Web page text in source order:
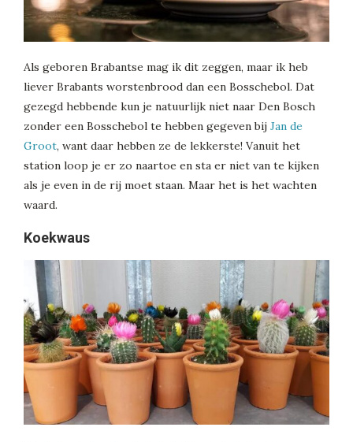
Als geboren Brabantse mag ik dit zeggen, maar ik heb
liever Brabants worstenbrood dan een Bosschebol. Dat
gezegd hebbende kun je natuurlijk niet naar Den Bosch
zonder een Bosschebol te hebben gegeven bij Jan de
Groot, want daar hebben ze de lekkerste! Vanuit het
station loop je er zo naartoe en sta er niet van te kijken
als je even in de rij moet staan. Maar het is het wachten
waard.
Koekwaus